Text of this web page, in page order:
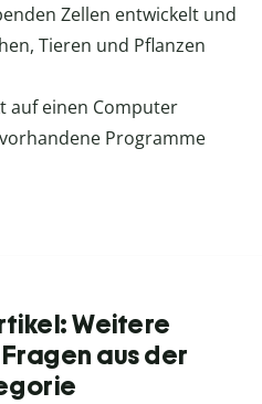
Zellen entwickelt und
Tieren und Pflanzen
auf einen Computer
Programme
Weitere
aus der